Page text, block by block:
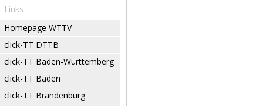
Links
Homepage WTTV
click-TT DTTB
click-TT Baden-Württemberg
click-TT Baden
click-TT Brandenburg